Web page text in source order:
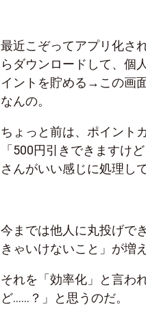
最近こぞってアプリ化さ
らダウンロードして、
イントを貯める→この画
なんの。
ちょっと前は、ポイント
「500円引きできますけ
さんがいい感じに処理し
今までは他人に丸投げで
きゃいけないこと」が増
それを「効率化」と言わ
ど……？」と思うのだ。